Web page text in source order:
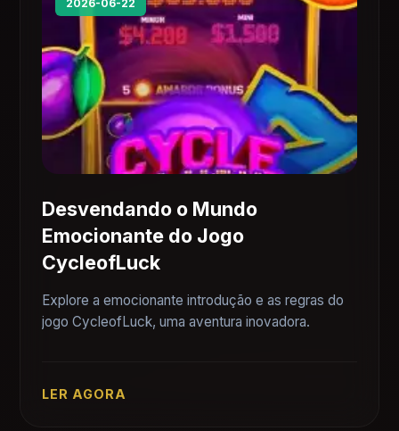
2026-06-22
Desvendando o Mundo
Emocionante do Jogo
CycleofLuck
Explore a emocionante introdução e as regras do
jogo CycleofLuck, uma aventura inovadora.
LER AGORA